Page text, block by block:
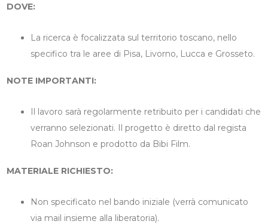
DOVE:
La ricerca è focalizzata sul territorio toscano, nello
specifico tra le aree di Pisa, Livorno, Lucca e Grosseto.
NOTE IMPORTANTI:
Il lavoro sarà regolarmente retribuito per i candidati che
verranno selezionati. Il progetto è diretto dal regista
Roan Johnson e prodotto da Bibi Film.
MATERIALE RICHIESTO:
Non specificato nel bando iniziale (verrà comunicato
via mail insieme alla liberatoria).